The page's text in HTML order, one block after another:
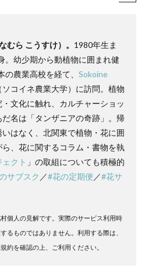
むら こうすけ）。 1980年生ま
。幼少期から動植物に囲まれ健
の農業高校を経て、 Sokoine
ソコイネ農業大学）に訪問。植物
文化に触れ、カルチャーショッ
名は「タンザニアの奇跡」。帰
はなく、北関東で植物・花に囲
、花に関するコラム・書物を執
クト 」の取組についても積極的
サブスク ／#花の定期便 ／#花サ
個人の見解です。実際のサービス利用時
るものではありません。利用する際は、
約を確認の上、ご利用ください。